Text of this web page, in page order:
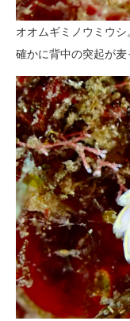
オオムギミノウミウシ。
確かに背中の突起が